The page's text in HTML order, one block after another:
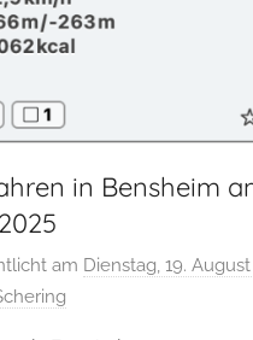
in Bensheim
am Dienstag, 19.